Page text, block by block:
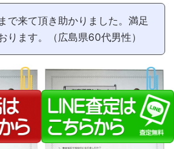
で来て頂き助かりました。満足
ります。（広島県60代男性）